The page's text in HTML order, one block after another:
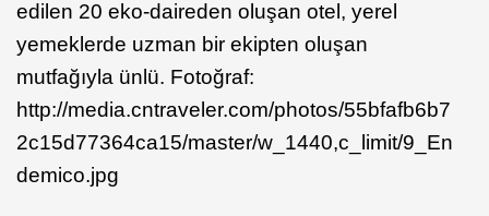
edilen 20 eko-daireden oluşan otel, yerel
yemeklerde uzman bir ekipten oluşan
mutfağıyla ünlü. Fotoğraf:
http://media.cntraveler.com/photos/55bfafb6b7
2c15d77364ca15/master/w_1440,c_limit/9_En
demico.jpg